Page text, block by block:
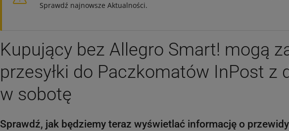
Sprawdź najnowsze Aktualności.
Kupujący bez Allegro Smart! mogą
przesyłki do Paczkomatów InPost z
w sobotę
Sprawdź, jak będziemy teraz wyświetlać informację o